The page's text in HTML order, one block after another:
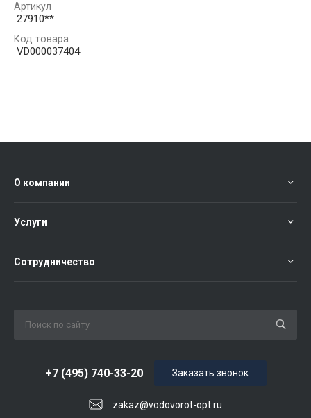
Артикул
27910**
Код товара
VD000037404
О компании
Услуги
Сотрудничество
+7 (495) 740-33-20
zakaz@vodovorot-opt.ru
Заказать звонок